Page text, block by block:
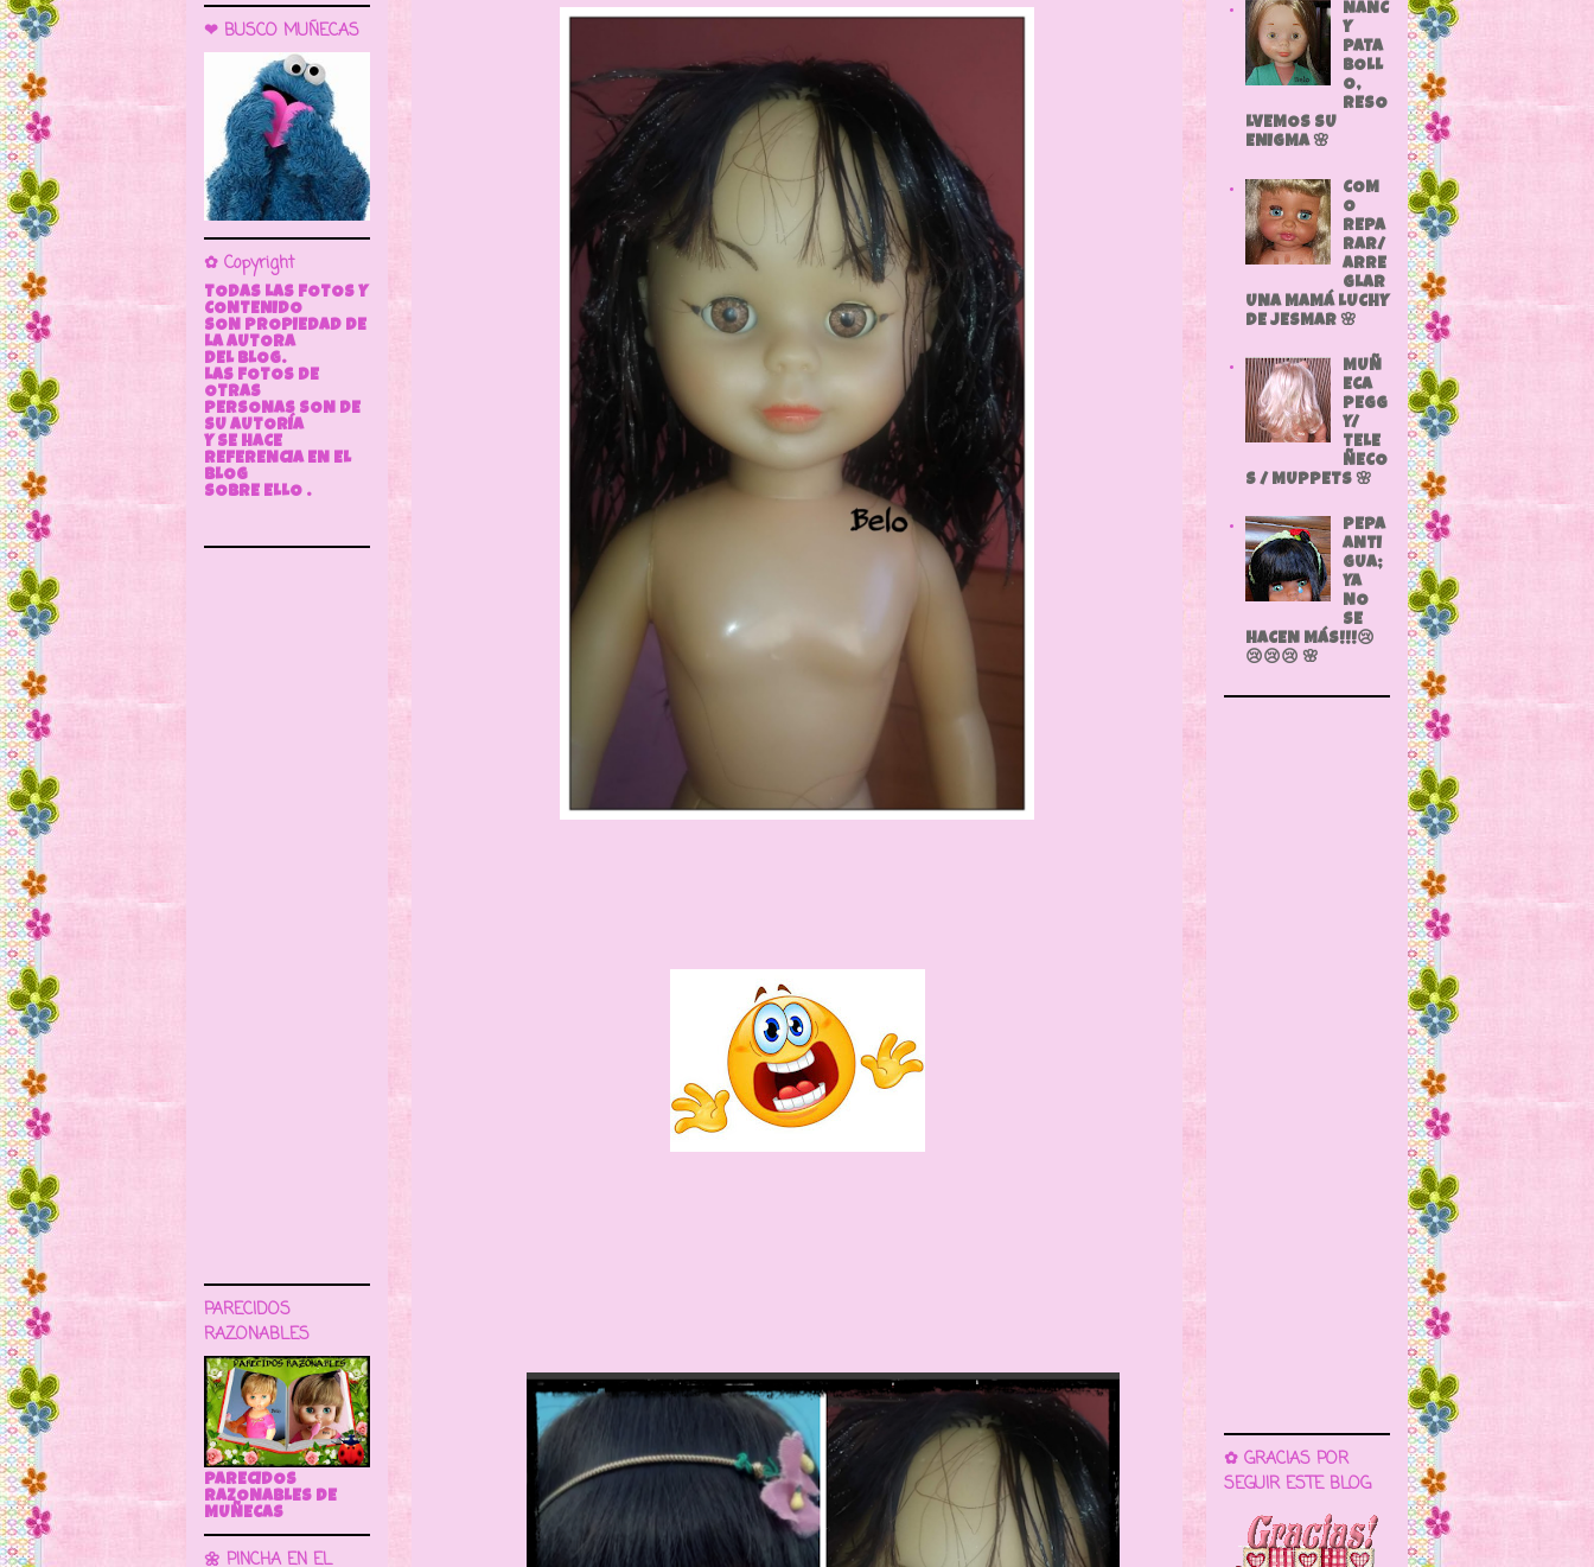
❤ BUSCO MUÑECAS
✿ Copyright
TODAS LAS FOTOS Y
CONTENIDO
SON PROPIEDAD DE
LA AUTORA
DEL BLOG.
LAS FOTOS DE
OTRAS
PERSONAS SON DE
SU AUTORÍA
Y SE HACE
REFERENCIA EN EL
BLOG
SOBRE ELLO .
PARECIDOS
RAZONABLES
PARECIDOS
RAZONABLES DE
MUÑECAS
🌼 PINCHA EN EL
NANC
Y
PATA
BOLL
O,
RESO
LVEMOS SU
ENIGMA 🌸
COM
O
REPA
RAR/
ARRE
GLAR
UNA MAMÁ LUCHY
DE JESMAR 🌸
MUÑ
ECA
PEGG
Y/
TELE
ÑECO
S / MUPPETS 🌸
PEPA
ANTI
GUA;
YA
NO
SE
HACEN MÁS!!!😢
😢😢😢 🌸
✿ GRACIAS POR
SEGUIR ESTE BLOG